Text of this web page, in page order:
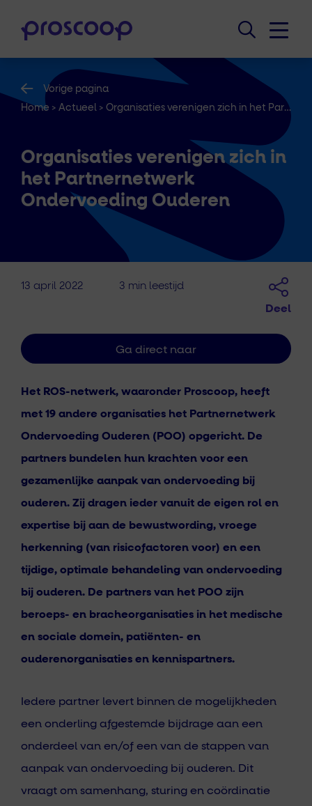
Vorige pagina
Home > Actueel > Organisaties verenigen zich in het Partnernetwerk Ondervoeding Ouderen
Organisaties verenigen zich in
het Partnernetwerk
Ondervoeding Ouderen
13 april 2022 3 min leestijd
Deel
Het ROS-netwerk, waaronder Proscoop, heeft
met 19 andere organisaties het Partnernetwerk
Ondervoeding Ouderen (POO) opgericht. De
partners bundelen hun krachten voor een
gezamenlijke aanpak van ondervoeding bij
ouderen. Zij dragen ieder vanuit de eigen rol en
expertise bij aan de bewustwording, vroege
herkenning (van risicofactoren voor) en een
tijdige, optimale behandeling van ondervoeding
bij ouderen. De partners van het POO zijn
beroeps- en bracheorganisaties in het medische
en sociale domein, patiënten- en
ouderenorganisaties en kennispartners.
Iedere partner levert binnen de mogelijkheden
een onderling afgestemde bijdrage aan een
onderdeel van en/of een van de stappen van
aanpak van ondervoeding bij ouderen. Dit
vraagt om samenhang, sturing en coördinatie